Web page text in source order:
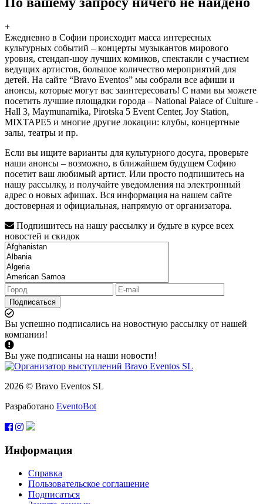
+
Ежедневно в Софии происходит масса интересных
культурных событий – концерты музыкантов мирового
уровня, стендап-шоу лучших комиков, спектакли с участием
ведущих артистов, большое количество мероприятий для
детей. На сайте “Bravo Eventos” мы собрали все афиши и
анонсы, которые могут вас заинтересовать! С нами вы можете
посетить лучшие площадки города – National Palace of Culture -
Hall 3, Maymunarnika, Pirotska 5 Event Center, Joy Station,
MIXTAPE5 и многие другие локации: клубы, концертные
залы, театры и пр.
Если вы ищите варианты для культурного досуга, проверьте
наши анонсы – возможно, в ближайшем будущем Софию
посетит ваш любимый артист. Или просто подпишитесь на
нашу рассылку, и получайте уведомления на электронный
адрес о новых афишах. Вся информация на нашем сайте
достоверная и официальная, напрямую от организатора.
Подпишитесь на нашу рассылку и будьте в курсе всех
новостей и скидок
Подписаться
Вы успешно подписались на новостную рассылку от нашей
компании!
Вы уже подписаны на наши новости!
2026 © Bravo Eventos SL
Разработано EventoBot
Информация
Справка
Пользовательское соглашение
Подписаться